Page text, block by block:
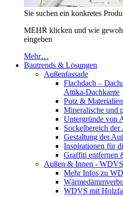
Sie suchen ein konkretes
MEHR klicken und wie
eingeben
Mehr…
Bautrends & Lösungen
Außenfassade
Flachdach –
Attika-Dachkante
Putz &
Mineralische und
Untergründe von
Sockelbereich der
Gestaltung der
Inspirationen für
Graffiti entfernen
Außen & Innen - WDVS
Mehr Infos zu
WDVS mit